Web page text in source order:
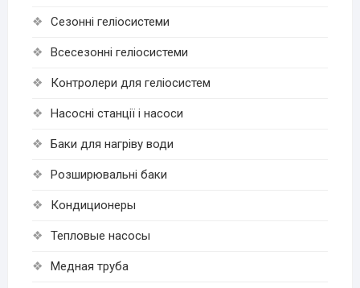
Сезонні геліосистеми
Всесезонні геліосистеми
Контролери для геліосистем
Насосні станції і насоси
Баки для нагріву води
Розширювальні баки
Кондиционеры
Тепловые насосы
Медная труба